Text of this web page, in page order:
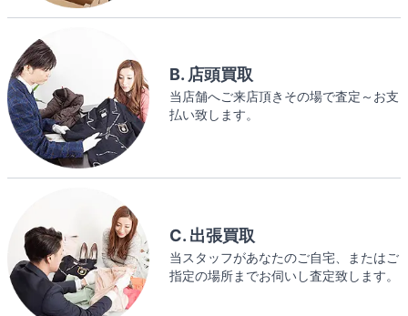
B. 店頭買取
当店舗へご来店頂きその場で査定～お支
払い致します。
C. 出張買取
当スタッフがあなたのご自宅、またはご
指定の場所までお伺いし査定致します。